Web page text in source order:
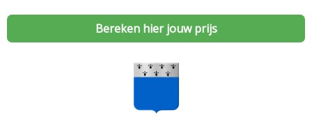
Bereken hier jouw prijs